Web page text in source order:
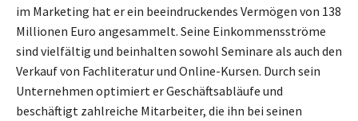
im Marketing hat er ein beeindruckendes Vermögen von 138
Millionen Euro angesammelt. Seine Einkommensströme
sind vielfältig und beinhalten sowohl Seminare als auch den
Verkauf von Fachliteratur und Online-Kursen. Durch sein
Unternehmen optimiert er Geschäftsabläufe und
beschäftigt zahlreiche Mitarbeiter, die ihn bei seinen